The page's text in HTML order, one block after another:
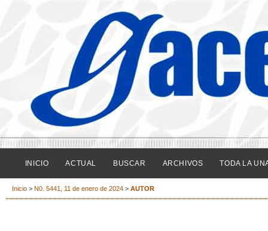
INICIO ACTUAL BUSCAR ARCHIVOS TODA LA
Inicio > N0. 5441, 11 de enero de 2024 > AUTOR